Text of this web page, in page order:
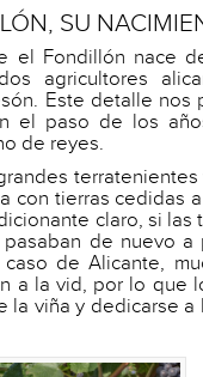
SU
el Fondillón nace
agricultores
Este detalle nos
el paso de los
de reyes.
terratenientes
con tierras cedidas
claro, si las
de nuevo
de Alicante,
a la vid, por lo que
la viña y dedicarse a